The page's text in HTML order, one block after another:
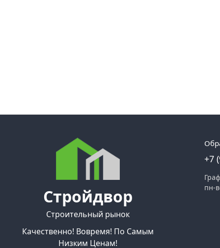
Стройдвор
Строительный рынок
Качественно! Вовремя! По Самым
Низким Ценам!
+7
пн-